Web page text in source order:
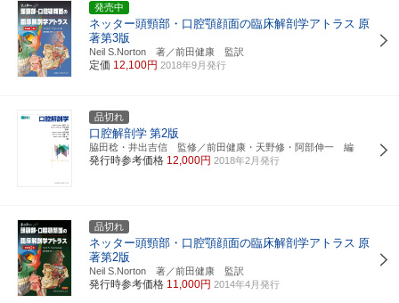
発売中
ネッター頭頸部・口腔顎顔面の臨床解剖学アトラス 原
著第3版
Neil S.Norton 著／前田健康 監訳
定価 12,100円 2018年9月発行
品切れ
口腔解剖学 第2版
脇田稔・井出吉信 監修／前田健康・天野修・阿部伸一 編
発行時参考価格 12,000円 2018年2月発行
品切れ
ネッター頭頸部・口腔顎顔面の臨床解剖学アトラス 原
著第2版
Neil S.Norton 著／前田健康 監訳
発行時参考価格 11,000円 2014年4月発行